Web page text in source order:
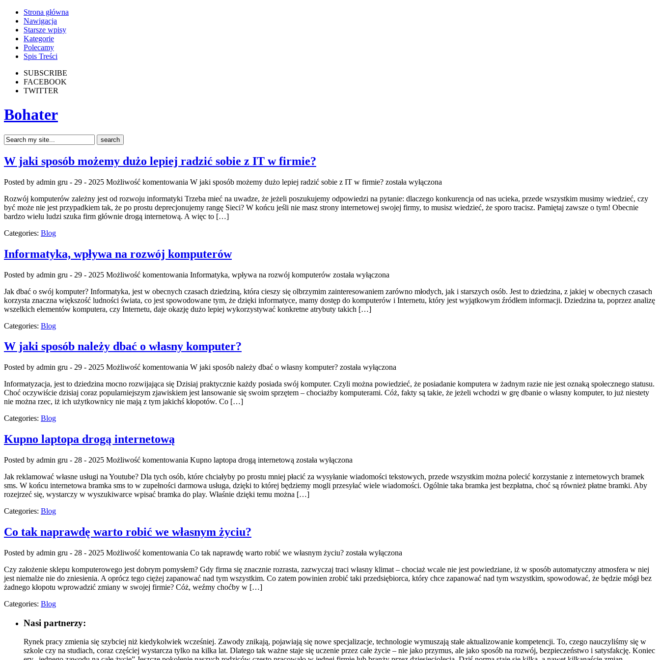
Strona główna
Nawigacja
Starsze wpisy
Kategorie
Polecamy
Spis Treści
SUBSCRIBE
FACEBOOK
TWITTER
Bohater
W jaki sposób możemy dużo lepiej radzić sobie z IT w firmie?
Posted by admin gru - 29 - 2025 Możliwość komentowania W jaki sposób możemy dużo lepiej radzić sobie z IT w firmie? została wyłączona
Rozwój komputerów zależny jest od rozwoju informatyki Trzeba mieć na uwadze, że jeżeli poszukujemy odpowiedzi na pytanie: dlaczego konkurencja od nas ucieka, przede wszystkim musimy wiedzieć, czy
być może nie jest przypadkiem tak, że po prostu deprecjonujemy rangę Sieci? W końcu jeśli nie masz strony internetowej swojej firmy, to musisz wiedzieć, że sporo tracisz. Pamiętaj zawsze o tym! Obecnie
bardzo wielu ludzi szuka firm głównie drogą internetową. A więc to […]
Categories: Blog
Informatyka, wpływa na rozwój komputerów
Posted by admin gru - 29 - 2025 Możliwość komentowania Informatyka, wpływa na rozwój komputerów została wyłączona
Jak dbać o swój komputer? Informatyka, jest w obecnych czasach dziedziną, która cieszy się olbrzymim zainteresowaniem zarówno młodych, jak i starszych osób. Jest to dziedzina, z jakiej w obecnych czasach
korzysta znaczna większość ludności świata, co jest spowodowane tym, że dzięki informatyce, mamy dostęp do komputerów i Internetu, który jest wyjątkowym źródłem informacji. Dziedzina ta, poprzez analizę
wszelkich elementów komputera, czy Internetu, daje okazję dużo lepiej wykorzystywać konkretne atrybuty takich […]
Categories: Blog
W jaki sposób należy dbać o własny komputer?
Posted by admin gru - 29 - 2025 Możliwość komentowania W jaki sposób należy dbać o własny komputer? została wyłączona
Informatyzacja, jest to dziedzina mocno rozwijająca się Dzisiaj praktycznie każdy posiada swój komputer. Czyli można powiedzieć, że posiadanie komputera w żadnym razie nie jest oznaką społecznego statusu.
Choć oczywiście dzisiaj coraz popularniejszym zjawiskiem jest lansowanie się swoim sprzętem – chociażby komputerami. Cóż, fakty są takie, że jeżeli wchodzi w grę dbanie o własny komputer, to już niestety
nie można rzec, iż ich użytkownicy nie mają z tym jakichś kłopotów. Co […]
Categories: Blog
Kupno laptopa drogą internetową
Posted by admin gru - 28 - 2025 Możliwość komentowania Kupno laptopa drogą internetową została wyłączona
Jak reklamować własne usługi na Youtube? Dla tych osób, które chciałyby po prostu mniej płacić za wysyłanie wiadomości tekstowych, przede wszystkim można polecić korzystanie z internetowych bramek
sms. W końcu internetowa bramka sms to w zupełności darmowa usługa, dzięki to której będziemy mogli przesyłać wiele wiadomości. Ogólnie taka bramka jest bezpłatna, choć są również płatne bramki. Aby
rozejrzeć się, wystarczy w wyszukiwarce wpisać bramka do play. Właśnie dzięki temu można […]
Categories: Blog
Co tak naprawdę warto robić we własnym życiu?
Posted by admin gru - 28 - 2025 Możliwość komentowania Co tak naprawdę warto robić we własnym życiu? została wyłączona
Czy założenie sklepu komputerowego jest dobrym pomysłem? Gdy firma się znacznie rozrasta, zazwyczaj traci własny klimat – chociaż wcale nie jest powiedziane, iż w sposób automatyczny atmosfera w niej
jest niemalże nie do zniesienia. A oprócz tego ciężej zapanować nad tym wszystkim. Co zatem powinien zrobić taki przedsiębiorca, który chce zapanować nad tym wszystkim, spowodować, że będzie mógł bez
żadnego kłopotu wprowadzić zmiany w swojej firmie? Cóż, weźmy choćby w […]
Categories: Blog
Nasi partnerzy:
Rynek pracy zmienia się szybciej niż kiedykolwiek wcześniej. Zawody znikają, pojawiają się nowe specjalizacje, technologie wymuszają stałe aktualizowanie kompetencji. To, czego nauczyliśmy się w
szkole czy na studiach, coraz częściej wystarcza tylko na kilka lat. Dlatego tak ważne staje się uczenie przez całe życie – nie jako przymus, ale jako sposób na rozwój, bezpieczeństwo i satysfakcję. Koniec